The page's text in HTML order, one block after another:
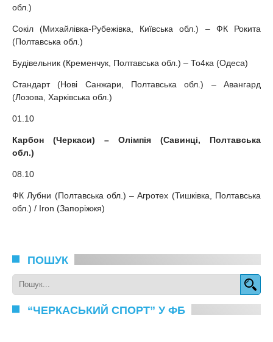
обл.)
Сокіл (Михайлівка-Рубежівка, Київська обл.) – ФК Рокита
(Полтавська обл.)
Будівельник (Кременчук, Полтавська обл.) – То4ка (Одеса)
Стандарт (Нові Санжари, Полтавська обл.) – Авангард
(Лозова, Харківська обл.)
01.10
Карбон (Черкаси) – Олімпія (Савинці, Полтавська
обл.)
08.10
ФК Лубни (Полтавська обл.) – Агротех (Тишківка, Полтавська
обл.) / Iron (Запоріжжя)
ПОШУК
“ЧЕРКАСЬКИЙ СПОРТ” У ФБ